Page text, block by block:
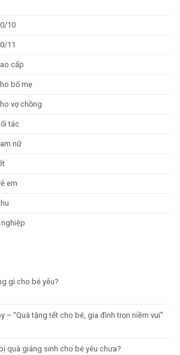
10
11
cấp
bố mẹ
vợ chồng
tác
nữ
em
gì cho bé yêu?
– “Quà tặng tết cho bé, gia đình trọn niềm vui”
quà giáng sinh cho bé yêu chưa?